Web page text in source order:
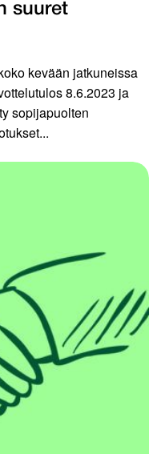
suuret
kevään jatkuneissa
8.6.2023 ja
sopijapuolten